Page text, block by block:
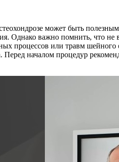
может быть
Однако важно помнить, что не
процессов или травм
началом процедур